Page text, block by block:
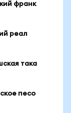
франк
реал
така
песо